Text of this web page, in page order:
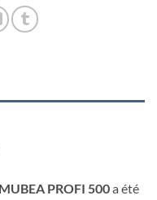
PROFI 500a été